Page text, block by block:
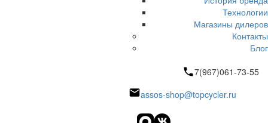
Технологии
Магазины дилеров
Контакты
Блог
7(967)061-73-55
assos-shop@topcycler.ru